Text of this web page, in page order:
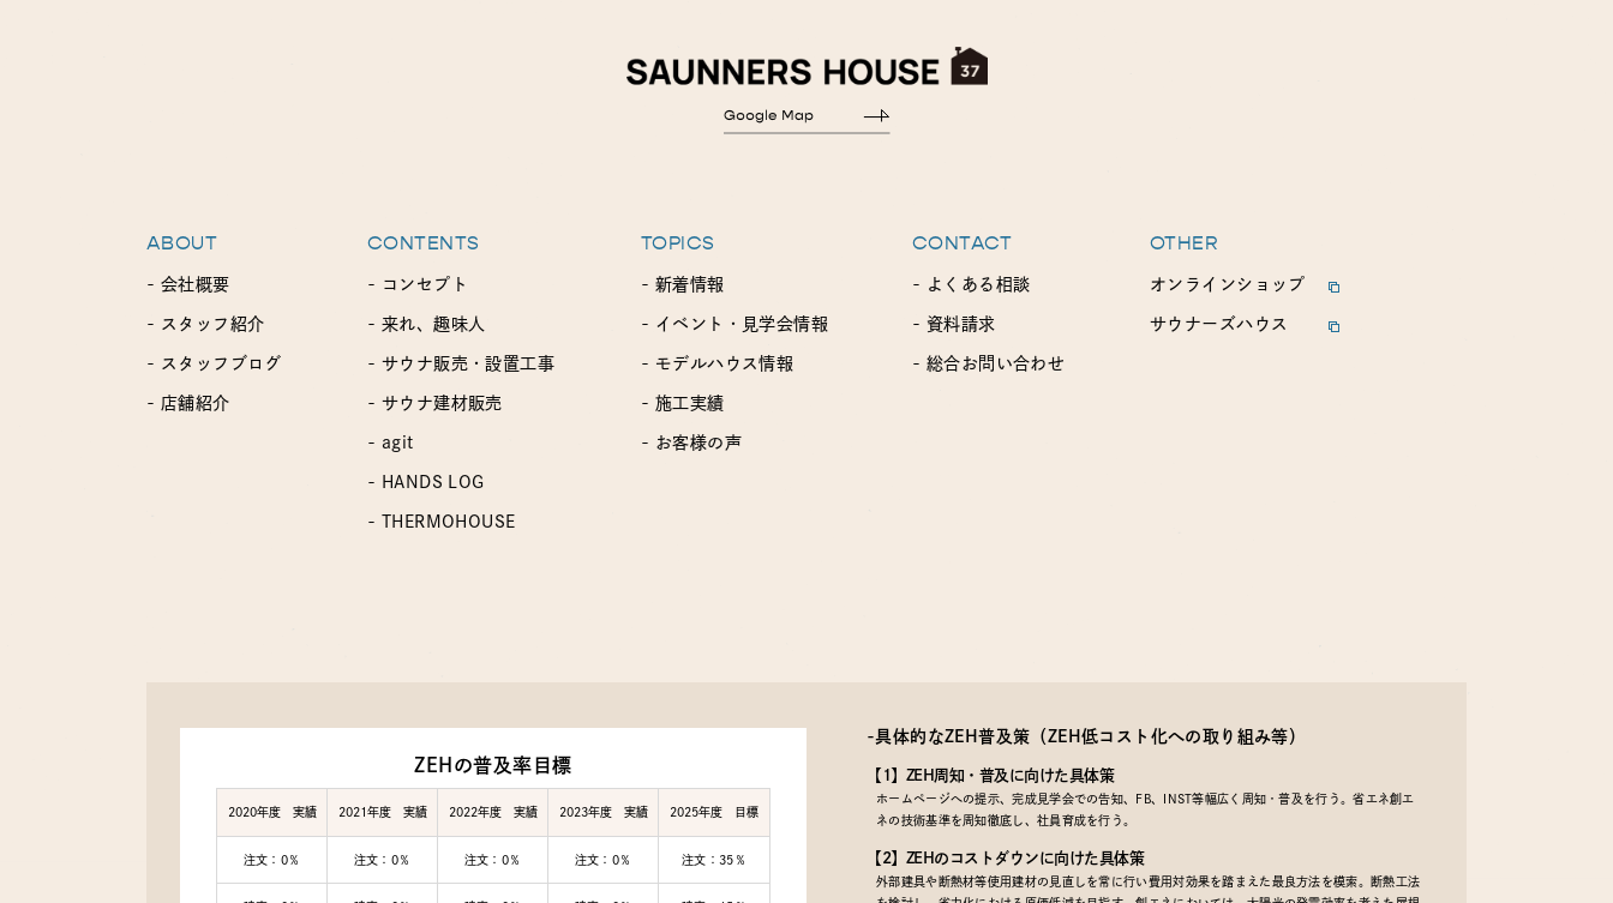
ABOUT
- 会社概要
- スタッフ紹介
- スタッフブログ
- 店舗紹介
CONTENTS
- コンセプト
- 来れ、趣味人
- サウナ販売・設置工事
- サウナ建材販売
- agit
- HANDS LOG
- THERMOHOUSE
TOPICS
- 新着情報
- イベント・見学会情報
- モデルハウス情報
- 施工実績
- お客様の声
CONTACT
- よくある相談
- 資料請求
- 総合お問い合わせ
OTHER
オンラインショップ
サウナーズハウス
ZEHの普及率目標
2020年度 実績 2021年度 実績 2022年度 実績 2023年度 実績 2025年度 目標
注文：0％ 注文：0％ 注文：0％ 注文：0％ 注文：35％
-具体的なZEH普及策 （ZEH低コスト化への取り組み等）
【1】ZEH周知・普及に向けた具体策
ホームページへの提示、完成見学会での告知、FB、INST等幅広く周知・普及を行う。省エネ創エ
ネの技術基準を周知徹底し、社員育成を行う。
【2】ZEHのコストダウンに向けた具体策
外部建具や断熱材等使用建材の見直しを常に行い費用対効果を踏まえた最良方法を模索。断熱工法